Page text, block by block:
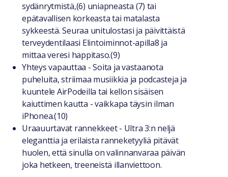
sydänrytmistä,(6) uniapneasta (7) tai
epätavallisen korkeasta tai matalasta
sykkeestä. Seuraa unitulostasi ja päivittäistä
terveydentilaasi Elintoiminnot-apilla8 ja
mittaa veresi happitaso.(9)
Yhteys vapauttaa - Soita ja vastaanota
puheluita, striimaa musiikkia ja podcasteja ja
kuuntele AirPodeilla tai kellon sisäisen
kaiuttimen kautta - vaikkapa täysin ilman
iPhonea.(10)
Uraauurtavat rannekkeet - Ultra 3:n neljä
eleganttia ja erilaista ranneketyyliä pitävät
huolen, että sinulla on valinnanvaraa päivän
joka hetkeen, treeneistä illanviettoon.